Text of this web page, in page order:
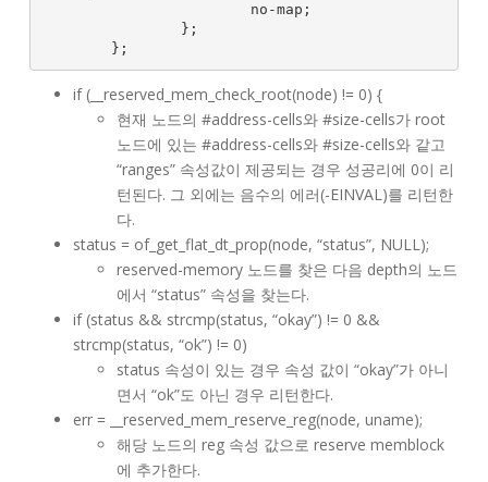
if (__reserved_mem_check_root(node) != 0) {
현재 노드의 #address-cells와 #size-cells가 root
노드에 있는 #address-cells와 #size-cells와 같고
“ranges” 속성값이 제공되는 경우 성공리에 0이 리
턴된다. 그 외에는 음수의 에러(-EINVAL)를 리턴한
다.
status = of_get_flat_dt_prop(node, “status”, NULL);
reserved-memory 노드를 찾은 다음 depth의 노드
에서 “status” 속성을 찾는다.
if (status && strcmp(status, “okay”) != 0 &&
strcmp(status, “ok”) != 0)
status 속성이 있는 경우 속성 값이 “okay”가 아니
면서 “ok”도 아닌 경우 리턴한다.
err = __reserved_mem_reserve_reg(node, uname);
해당 노드의 reg 속성 값으로 reserve memblock
에 추가한다.